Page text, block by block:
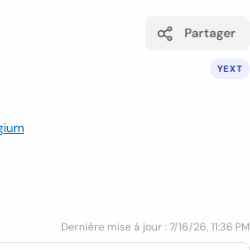
YEXT
Partager
Dernière mise à jour : 7/16/26, 11:36 PM